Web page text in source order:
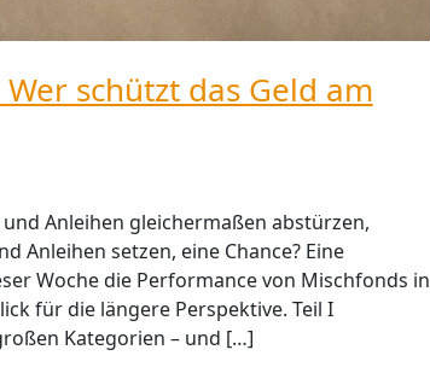
schützt das Geld am
Anleihen gleichermaßen abstürzen,
Anleihen setzen, eine Chance? Eine
Woche die Performance von Mischfonds in
für die längere Perspektive. Teil I
Kategorien – und […]